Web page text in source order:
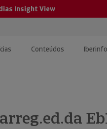
Insight View
Conteúdos